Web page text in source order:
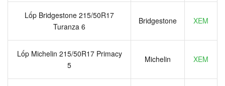
Lốp Bridgestone 215/50R17
Turanza 6
Bridgestone XEM
Lốp Michelin 215/50R17 Primacy
5
Michelin XEM